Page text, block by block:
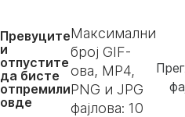
Превуците
и
отпустите
да бисте
отпремили
овде
Максимални
број GIF-
ова, MP4,
PNG и JPG
фајлова: 10